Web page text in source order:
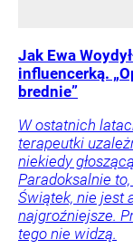
Jak Ewa
influencerką.
brednie”
W ostatnich
terapeutki
niekiedy
Paradoksalnie
Świątek, nie jest
najgroźniejsze.
tego nie widzą.